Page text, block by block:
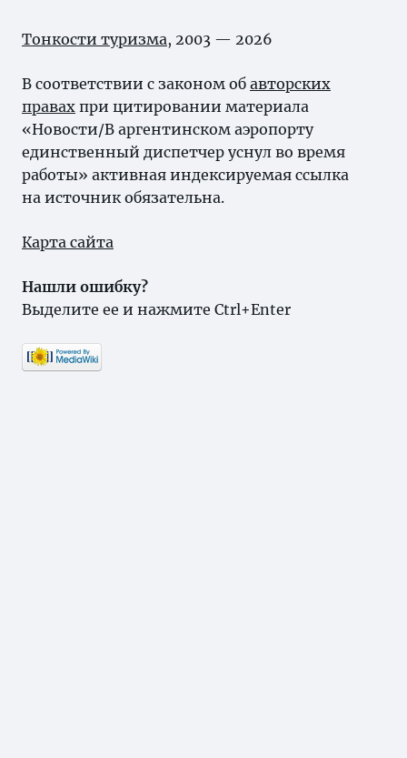
Тонкости туризма, 2003 — 2026
В соответствии с законом об авторских
правах при цитировании материала
«Новости/В аргентинском аэропорту
единственный диспетчер уснул во время
работы» активная индексируемая ссылка
на источник обязательна.
Карта сайта
Нашли ошибку?
Выделите ее и нажмите Ctrl+Enter